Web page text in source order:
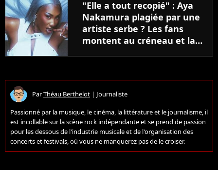
"Elle a tout recopié" : Aya
Nakamura plagiée par une
artiste serbe ? Les fans
montent au créneau et la
ParThéau Berthelot | Journaliste
Passionné par la musique, le cinéma, la littérature et le journalisme, il
est incollable sur la scène rock indépendante et se prend de passion
pour les dessous de l'industrie musicale et de l'organisation des
concerts et festivals, où vous ne manquerez pas de le croiser.